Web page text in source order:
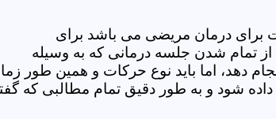
برای درمان مریضی می باشد برای
از تمام شدن جلسه درمانی که به وسیله
دهد، اما باید نوع حرکات و همین طور
داده شود و به طور دقیق تمام مطالبی که